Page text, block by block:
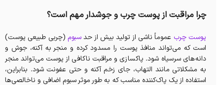
چرا مراقبت از پوست چرب و جوشدار مهم است؟
پوست چرب عموماً ناشی از تولید بیش از حدسبوم (چربی طبیعی پوست)
است که می‌تواند منافذ پوست را مسدود کرده و منجر به آکنه، جوش و
دانه‌های سرسیاه شود. پاکسازی و مراقبت ناکافی از پوست می‌تواند منجر
به مشکلاتی مانند التهاب، جای زخم آکنه و حتی عفونت شود. بنابراین،
استفاده از یک پاک‌کننده مناسب که به طور موثر سبوم اضافی و ناخالصی‌ها